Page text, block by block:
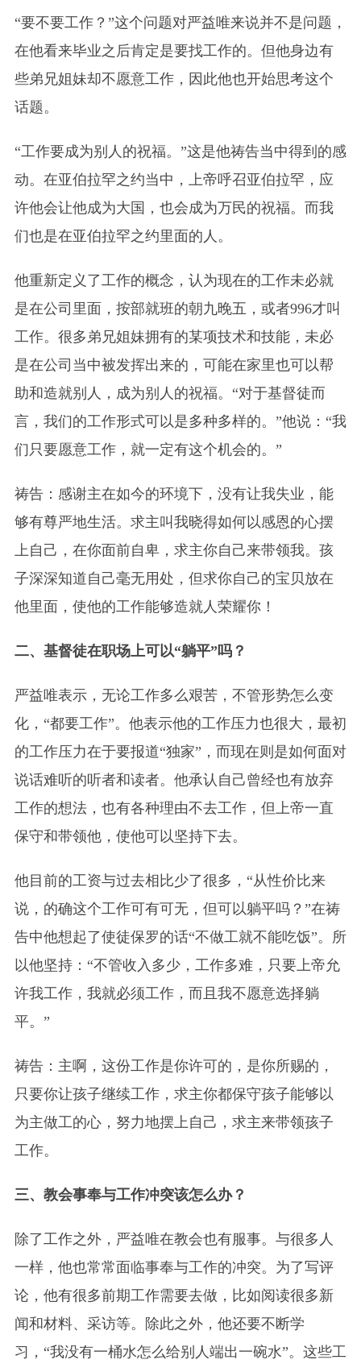
“要不要工作？”这个问题对严益唯来说并不是问题，
在他看来毕业之后肯定是要找工作的。但他身边有
些弟兄姐妹却不愿意工作，因此他也开始思考这个
话题。
“工作要成为别人的祝福。”这是他祷告当中得到的感
动。在亚伯拉罕之约当中，上帝呼召亚伯拉罕，应
许他会让他成为大国，也会成为万民的祝福。而我
们也是在亚伯拉罕之约里面的人。
他重新定义了工作的概念，认为现在的工作未必就
是在公司里面，按部就班的朝九晚五，或者996才叫
工作。很多弟兄姐妹拥有的某项技术和技能，未必
是在公司当中被发挥出来的，可能在家里也可以帮
助和造就别人，成为别人的祝福。“对于基督徒而
言，我们的工作形式可以是多种多样的。”他说：“我
们只要愿意工作，就一定有这个机会的。”
祷告：感谢主在如今的环境下，没有让我失业，能
够有尊严地生活。求主叫我晓得如何以感恩的心摆
上自己，在你面前自卑，求主你自己来带领我。孩
子深深知道自己毫无用处，但求你自己的宝贝放在
他里面，使他的工作能够造就人荣耀你！
二、基督徒在职场上可以“躺平”吗？
严益唯表示，无论工作多么艰苦，不管形势怎么变
化，“都要工作”。他表示他的工作压力也很大，最初
的工作压力在于要报道“独家”，而现在则是如何面对
说话难听的听者和读者。他承认自己曾经也有放弃
工作的想法，也有各种理由不去工作，但上帝一直
保守和带领他，使他可以坚持下去。
他目前的工资与过去相比少了很多，“从性价比来
说，的确这个工作可有可无，但可以躺平吗？”在祷
告中他想起了使徒保罗的话“不做工就不能吃饭”。所
以他坚持：“不管收入多少，工作多难，只要上帝允
许我工作，我就必须工作，而且我不愿意选择躺
平。”
祷告：主啊，这份工作是你许可的，是你所赐的，
只要你让孩子继续工作，求主你都保守孩子能够以
为主做工的心，努力地摆上自己，求主来带领孩子
工作。
三、教会事奉与工作冲突该怎么办？
除了工作之外，严益唯在教会也有服事。与很多人
一样，他也常常面临事奉与工作的冲突。为了写评
论，他有很多前期工作需要去做，比如阅读很多新
闻和材料、采访等。除此之外，他还要不断学
习，“我没有一桶水怎么给别人端出一碗水”。这些工